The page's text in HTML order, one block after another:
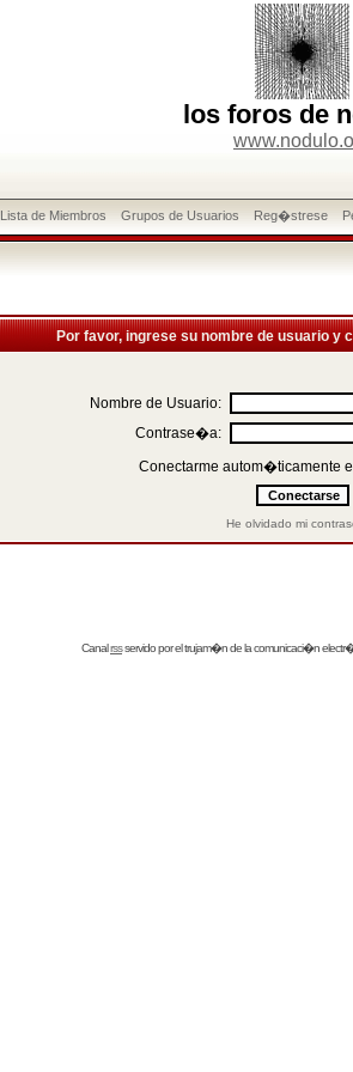
los foros de
Lista de Miembros Grupos de Usuarios Reg�strese
Por favor, ingrese su nombre de usuario
Nombre de Usuario:
Contrase�a:
Conectarme autom�ticamente
He olvidado mi
Canalrssservido por eltrujam�nde la comunicaci�n